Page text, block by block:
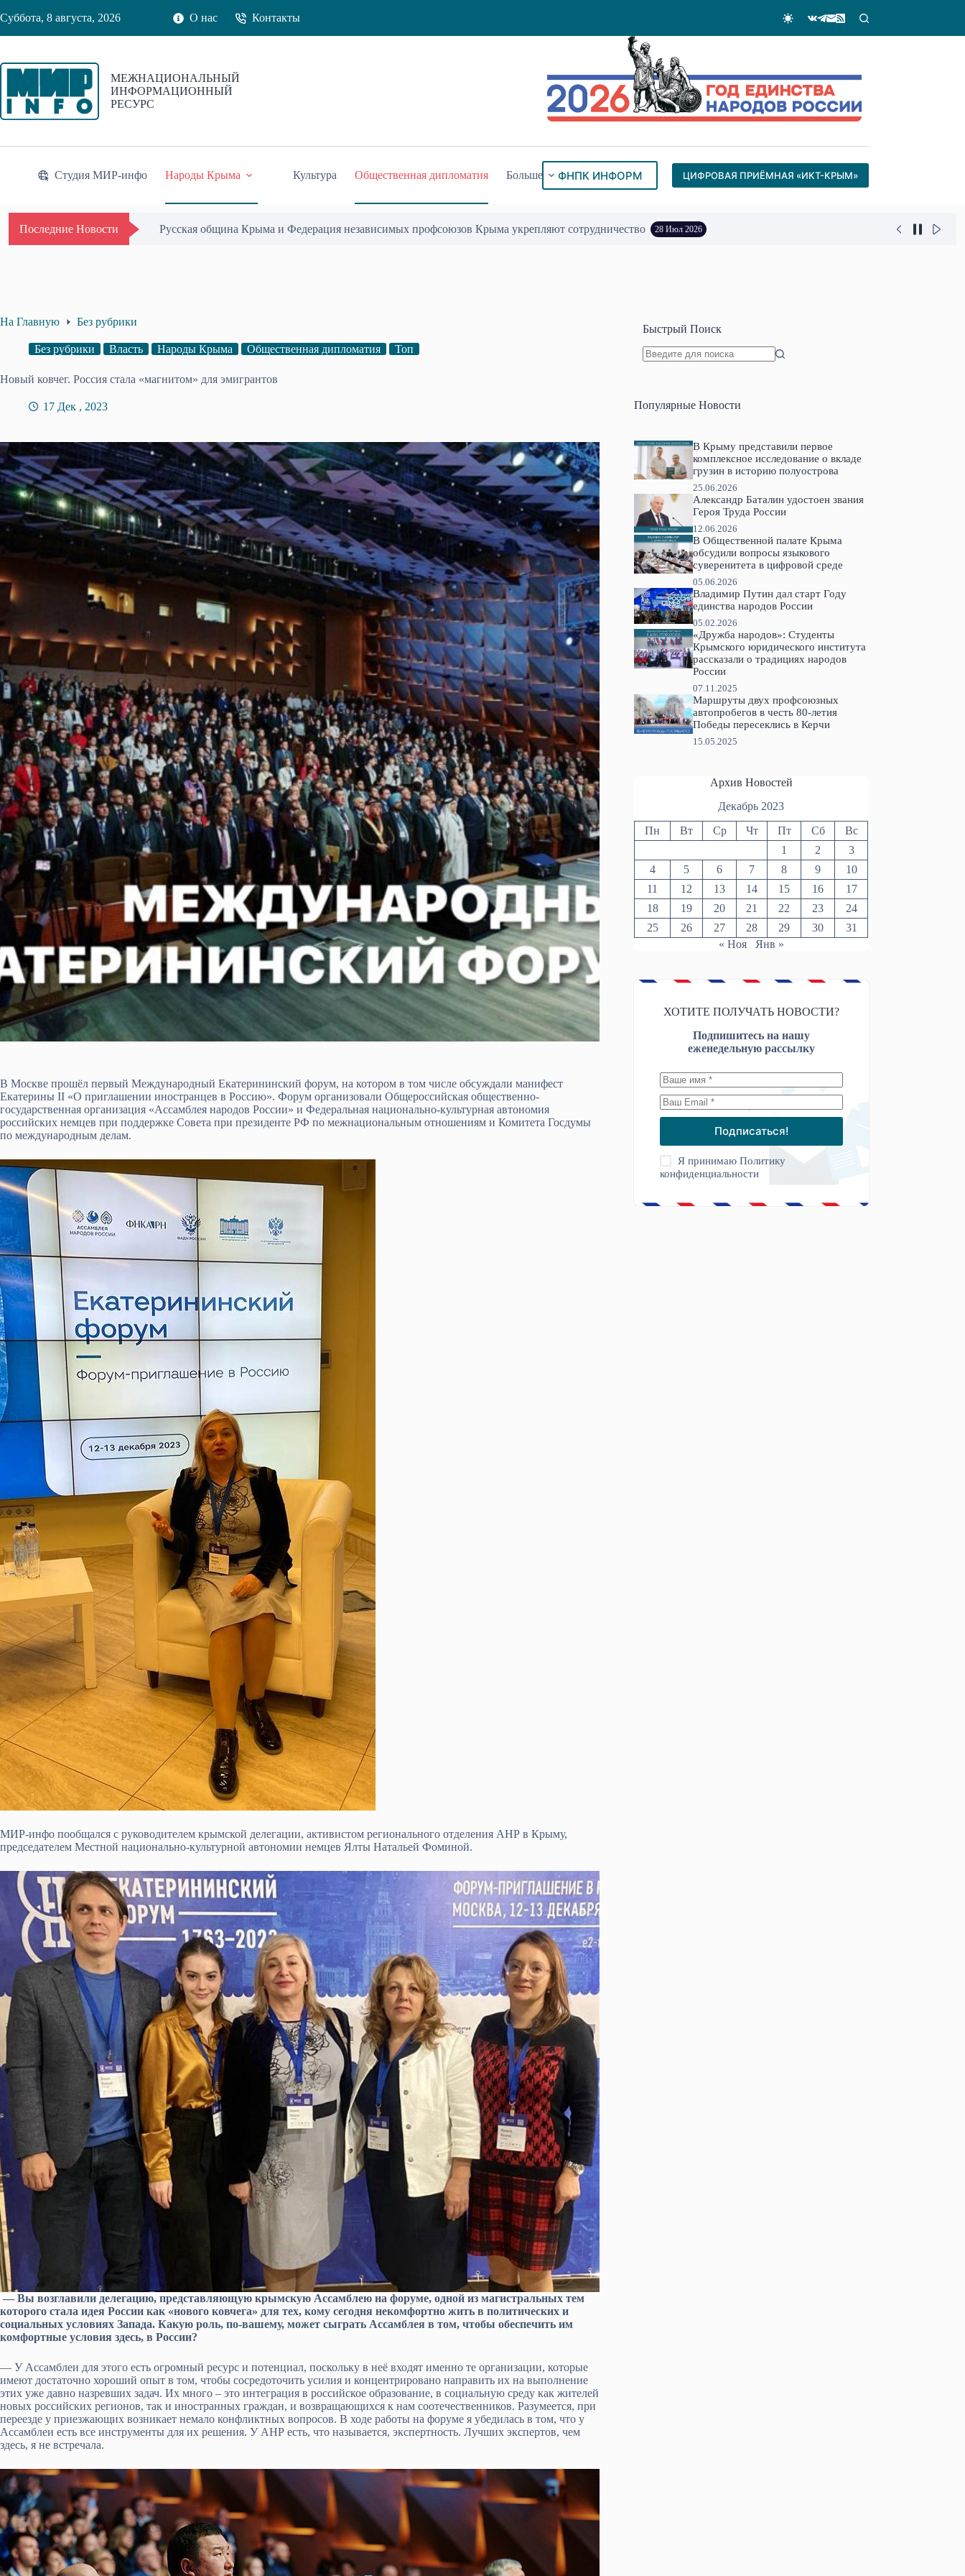
к
Суббота, 8 августа, 2026 О нас Контакты
МЕЖНАЦИОНАЛЬНЫЙ
ИНФОРМАЦИОННЫЙ
РЕСУРС
Студия МИР-инфо Народы Крыма Культура Общественная дипломатия Больше ФНПК ИНФОРМ ЦИФРОВАЯ ПРИЁМНАЯ «ИКТ-КРЫМ»
Последние Новости Одиссей Пипия удостоен Почётного знака «За гражданское служение» 17 Июл 2026
На Главную Без рубрики
Без рубрики Власть Народы Крыма Общественная дипломатия Топ
Новый ковчег. Россия стала «магнитом» для эмигрантов
17 Дек , 2023
В Москве прошёл первый Международный Екатерининский форум, на котором в том числе обсуждали манифест
Екатерины II «О приглашении иностранцев в Россию». Форум организовали Общероссийская общественно-
государственная организация «Ассамблея народов России» и Федеральная национально-культурная автономия
российских немцев при поддержке Совета при президенте РФ по межнациональным отношениям и Комитета Госдумы
по международным делам.
МИР-инфо пообщался с руководителем крымской делегации, активистом регионального отделения АНР в Крыму,
председателем Местной национально-культурной автономии немцев Ялты Натальей Фоминой.
— Вы возглавили делегацию, представляющую крымскую Ассамблею на форуме, одной из магистральных тем
которого стала идея России как «нового ковчега» для тех, кому сегодня некомфортно жить в политических и
социальных условиях Запада. Какую роль, по-вашему, может сыграть Ассамблея в том, чтобы обеспечить им
комфортные условия здесь, в России?
— У Ассамблеи для этого есть огромный ресурс и потенциал, поскольку в неё входят именно те организации, которые
имеют достаточно хороший опыт в том, чтобы сосредоточить усилия и концентрировано направить их на выполнение
этих уже давно назревших задач. Их много – это интеграция в российское образование, в социальную среду как жителей
новых российских регионов, так и иностранных граждан, и возвращающихся к нам соотечественников. Разумеется, при
переезде у приезжающих возникает немало конфликтных вопросов. В ходе работы на форуме я убедилась в том, что у
Ассамблеи есть все инструменты для их решения. У АНР есть, что называется, экспертность. Лучших экспертов, чем
здесь, я не встречала.
Быстрый Поиск
Популярные Новости
В Крыму представили первое
комплексное исследование о вкладе
грузин в историю полуострова
25.06.2026
Александр Баталин удостоен звания
Героя Труда России
12.06.2026
В Общественной палате Крыма
обсудили вопросы языкового
суверенитета в цифровой среде
05.06.2026
Владимир Путин дал старт Году
единства народов России
05.02.2026
«Дружба народов»: Студенты
Крымского юридического института
рассказали о традициях народов
России
07.11.2025
Маршруты двух профсоюзных
автопробегов в честь 80-летия
Победы пересеклись в Керчи
15.05.2025
Архив Новостей
Декабрь 2023
Пн Вт Ср Чт Пт Сб
Вс
1
2
3
4
5 6 7 8 9
10
11
12 13 14 15 16
17
18
19 20 21 22 23
24
25
26 27 28 29 30
31
« Ноя
Янв »
ХОТИТЕ ПОЛУЧАТЬ НОВОСТИ?
Подпишитесь на нашу
еженедельную рассылку
Подписаться!
Я принимаюПолитику
конфиденциальности